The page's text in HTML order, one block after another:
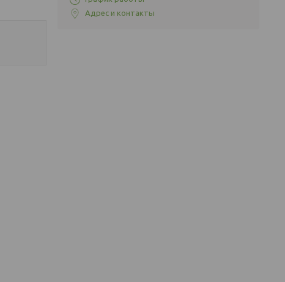
Адрес и контакты